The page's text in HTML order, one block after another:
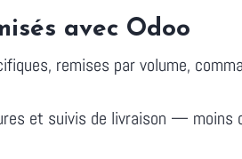
avec Odoo
remises par volume,
et suivis de livraison — moins